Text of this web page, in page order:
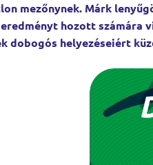
mezőnynek. Márk
hozott számára
dobogós helyezéseiért